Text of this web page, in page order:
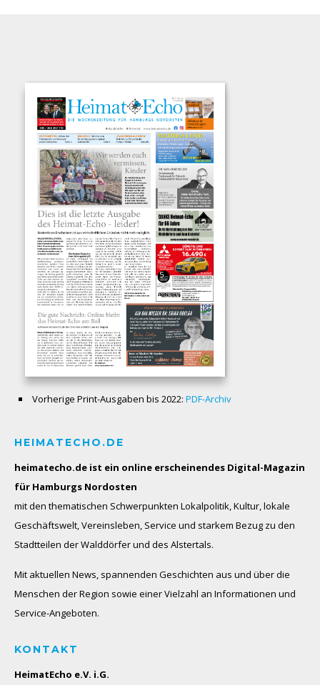
Vorherige Print-Ausgaben bis 2022: PDF-Archiv
HEIMATECHO.DE
heimatecho.de ist ein online erscheinendes Digital-Magazin
für Hamburgs Nordosten
mit den thematischen Schwerpunkten Lokalpolitik, Kultur, lokale
Geschäftswelt, Vereinsleben, Service und starkem Bezug zu den
Stadtteilen der Walddörfer und des Alstertals.
Mit aktuellen News, spannenden Geschichten aus und über die
Menschen der Region sowie einer Vielzahl an Informationen und
Service-Angeboten.
KONTAKT
HeimatEcho e.V. i.G.